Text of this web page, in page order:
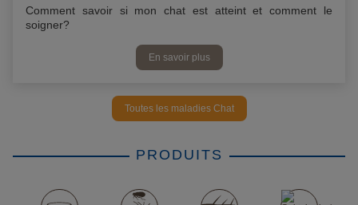
En savoir plus
Comment savoir si mon chat est atteint et comment le
soigner?
Toutes les maladies Chat
PRODUITS